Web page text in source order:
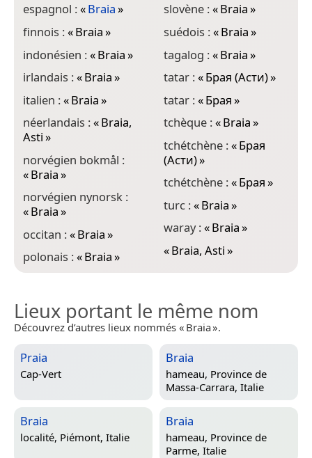
espagnol :«Braia»
finnois :«Braia»
indonésien :«Braia»
irlandais :«Braia»
italien :«Braia»
néerlandais :«Braia,
Asti»
norvégien bokmål :
«Braia»
norvégien nynorsk :
«Braia»
occitan :«Braia»
polonais :«Braia»
slovène :«Braia»
suédois :«Braia»
tagalog :«Braia»
tatar :«Брая (Асти)»
tatar :«Брая»
tchèque :«Braia»
tchétchène :«Брая
(Асти)»
tchétchène :«Брая»
turc :«Braia»
waray :«Braia»
«Braia, Asti»
Lieux portant le même nom
Découvrez d’autres lieux nommés « Braia ».
Praia
Cap-Vert
Braia
hameau, Province de
Massa-Carrara, Italie
Braia
localité, Piémont, Italie
Braia
hameau, Province de
Parme, Italie